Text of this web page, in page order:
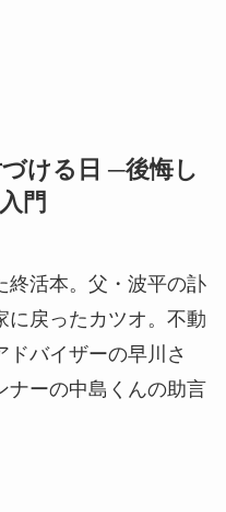
ける日 ─後悔し
門
終活本。父・波平の訃
に戻ったカツオ。不動
ドバイザーの早川さ
ナーの中島くんの助言